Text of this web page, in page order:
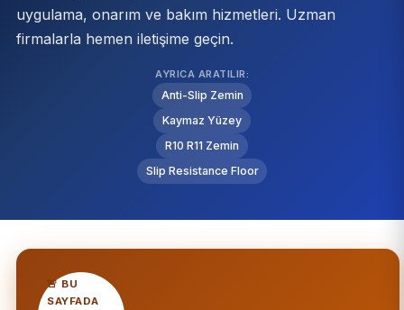
uygulama, onarım ve bakım hizmetleri. Uzman
firmalarla hemen iletişime geçin.
AYRICA ARATILIR:
Anti-Slip Zemin
Kaymaz Yüzey
R10 R11 Zemin
Slip Resistance Floor
🚨 BU
SAYFADA